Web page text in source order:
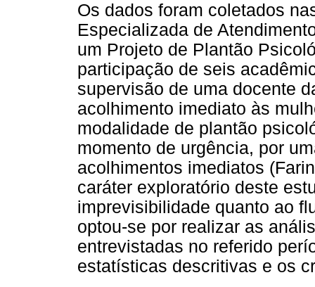
Os dados foram coletados
Especializada de
um Projeto de Plantão
participação de seis
supervisão de uma docente
acolhimento imediato às
modalidade de plantão
momento de urgência, por
acolhimentos imediatos
caráter exploratório deste
imprevisibilidade quanto ao
optou-se por realizar as
entrevistadas no referido
estatísticas descritivas e os